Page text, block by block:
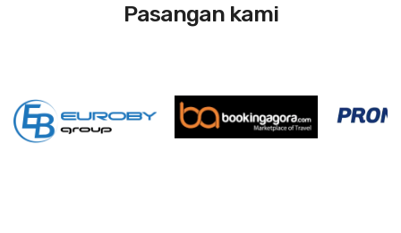
Pasangan kami